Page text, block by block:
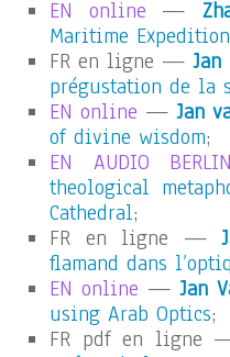
EN online —
Maritime
FR en ligne —
prégustation de la
EN online —Jan
of divine wisdom;
EN AUDIO
theological
Cathedral;
FR en ligne —
flamand dans
EN online —Jan
using Arab Optics;
FR pdf en ligne